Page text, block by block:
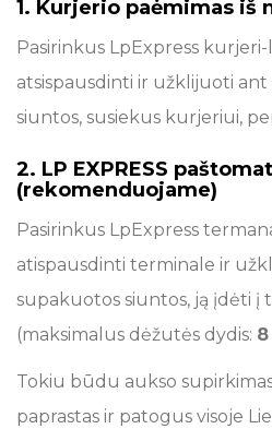
1. Kurjerio paėmimas iš
Pasirinkus LpExpress
atsispausdinti ir užklijuoti
siuntos, susiekus kurjeriui,
2. LP EXPRESS
(rekomenduojame)
Pasirinkus LpExpress
atispausdinti terminale ir
supakuotos siuntos, ją įdėti į
(maksimalus dėžutės dydis: 8
Tokiu būdu aukso
paprastas ir patogus visoje